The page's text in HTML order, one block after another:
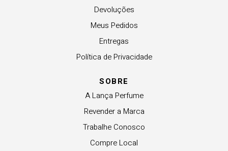
Devoluções
Meus Pedidos
Entregas
Política de Privacidade
SOBRE
A Lança Perfume
Revender a Marca
Trabalhe Conosco
Compre Local